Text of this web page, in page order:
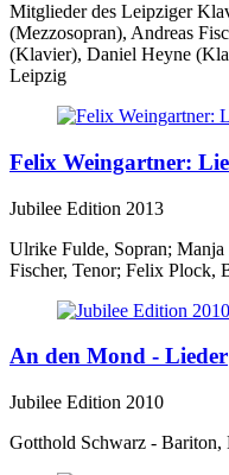
Mitglieder des Leipziger
(Mezzosopran), Andreas
(Klavier), Daniel Heyne
Leipzig
Felix Weingartner:
Jubilee Edition 2013
Ulrike Fulde, Sopran; Manja
Fischer, Tenor; Felix Plock,
An den Mond - Lieder
Jubilee Edition 2010
Gotthold Schwarz - Bariton,